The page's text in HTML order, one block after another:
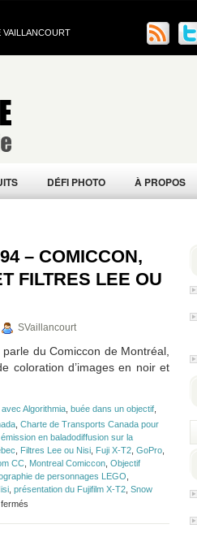
VAILLANCOURT
DÉFI PHOTO À PROPOS
– COMICCON,
FILTRES LEE OU
SVaillancourt
du Comiccon de Montréal,
coloration d’images en noir et
Algorithmia buée dans un objectif
Charte de Transports Canada pour
émission en baladodiffusion sur la
Filtres Lee ou Nisi Fuji X-T2 GoPro
CC Montreal Comiccon Objectif
de personnages LEGO
présentation du Fujifilm X-T2 Snow
#94